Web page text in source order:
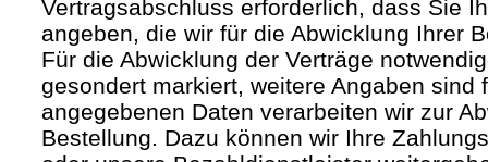
Vertragsabschluss erforderlich, dass Sie
angeben, die wir für die Abwicklung Ihrer
Für die Abwicklung der Verträge
gesondert markiert, weitere Angaben sind
angegebenen Daten verarbeiten wir zur
Bestellung. Dazu können wir Ihre